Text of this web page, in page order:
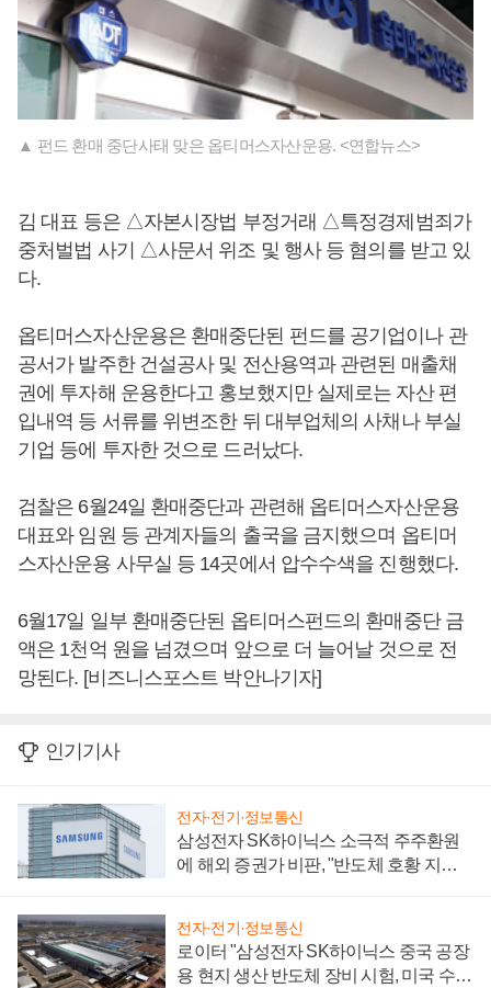
▲ 펀드 환매 중단사태 맞은 옵티머스자산운용. <연합뉴스>
김 대표 등은 △자본시장법 부정거래 △특정경제범죄가
중처벌법 사기 △사문서 위조 및 행사 등 혐의를 받고 있
다.
옵티머스자산운용은 환매중단된 펀드를 공기업이나 관
공서가 발주한 건설공사 및 전산용역과 관련된 매출채
권에 투자해 운용한다고 홍보했지만 실제로는 자산 편
입내역 등 서류를 위변조한 뒤 대부업체의 사채나 부실
기업 등에 투자한 것으로 드러났다.
검찰은 6월24일 환매중단과 관련해 옵티머스자산운용
대표와 임원 등 관계자들의 출국을 금지했으며 옵티머
스자산운용 사무실 등 14곳에서 압수수색을 진행했다.
6월17일 일부 환매중단된 옵티머스펀드의 환매중단 금
액은 1천억 원을 넘겼으며 앞으로 더 늘어날 것으로 전
망된다. [비즈니스포스트 박안나기자]
인기기사
전자·전기·정보통신
삼성전자 SK하이닉스 소극적 주주환원
에 해외 증권가 비판, "반도체 호황 지속
전자·전기·정보통신
로이터 "삼성전자 SK하이닉스 중국 공장
용 현지 생산 반도체 장비 시험, 미국 수출